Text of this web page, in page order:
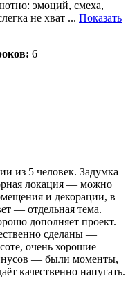
эмоций, смеха,
не хват ... Показать
6
из 5 человек. Задумка
локация — можно
и декорации, в
— отдельная тема.
дополняет проект.
сделаны —
очень хорошие
— были моменты,
качественно напугать.